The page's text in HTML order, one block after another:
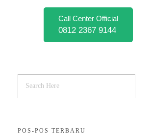
Call Center Official
0812 2367 9144
POS-POS TERBARU